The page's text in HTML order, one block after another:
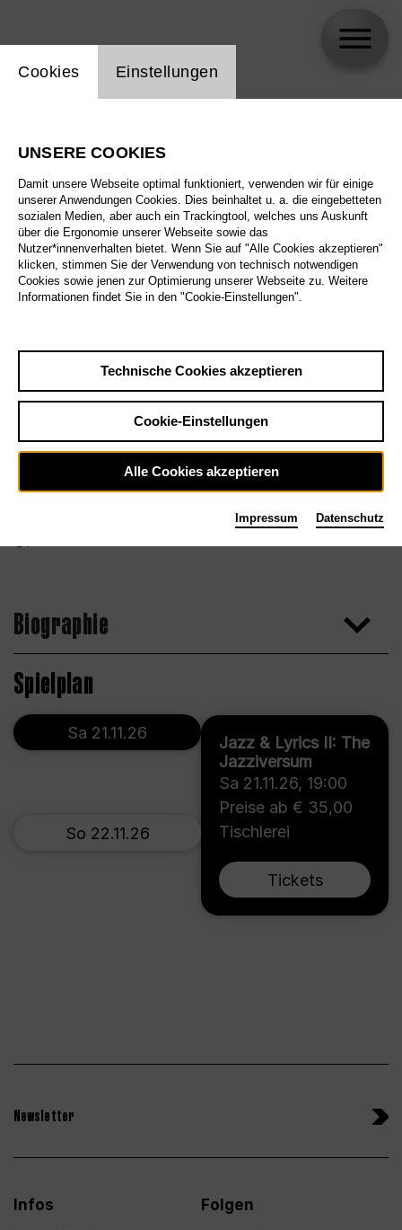
Biographie
Spielplan
Jazz & Lyrics II: The
Jazziversum
Sa 21.11.26, 19:00
Preise ab € 35,00
Tischlerei
Tickets
Sa 21.11.26
So 22.11.26
Newsletter
Infos
Folgen
Einstellung Website Cookie
Cookies Einstellungen
UNSERE COOKIES
Damit unsere Webseite optimal funktioniert, verwenden wir für einige
unserer Anwendungen Cookies. Dies beinhaltet u. a. die eingebetteten
sozialen Medien, aber auch ein Trackingtool, welches uns Auskunft
über die Ergonomie unserer Webseite sowie das
Nutzer*innenverhalten bietet. Wenn Sie auf "Alle Cookies akzeptieren"
klicken, stimmen Sie der Verwendung von technisch notwendigen
Cookies sowie jenen zur Optimierung unserer Webseite zu. Weitere
Informationen findet Sie in den "Cookie-Einstellungen".
Technische Cookies akzeptieren
Cookie-Einstellungen
Alle Cookies akzeptieren
Impressum Datenschutz